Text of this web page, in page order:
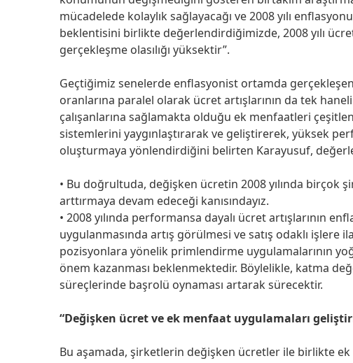
mücadelede kolaylık sağlayacağı ve 2008 yılı
beklentisini birlikte değerlendirdiğimizde, 2008 yılı
gerçekleşme olasılığı yüksektir”.
Geçtiğimiz senelerde enflasyonist ortamda
oranlarına paralel olarak ücret artışlarının da tek
çalışanlarına sağlamakta olduğu ek menfaatleri
sistemlerini yaygınlaştırarak ve geliştirerek, yüksek
oluşturmaya yönlendirdiğini belirten Karayusuf,
• Bu doğrultuda, değişken ücretin 2008 yılında birçok
arttırmaya devam edeceği kanısındayız.
• 2008 yılında performansa dayalı ücret artışlarının
uygulanmasında artış görülmesi ve satış odaklı
pozisyonlara yönelik primlendirme uygulamalarının
önem kazanması beklenmektedir. Böylelikle, katma
süreçlerinde başrolü oynaması artarak sürecektir.
“Değişken ücret ve ek menfaat uygulamaları
Bu aşamada, şirketlerin değişken ücretler ile birlikte